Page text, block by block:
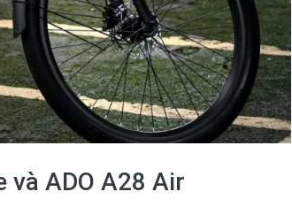
ADO A28 Air